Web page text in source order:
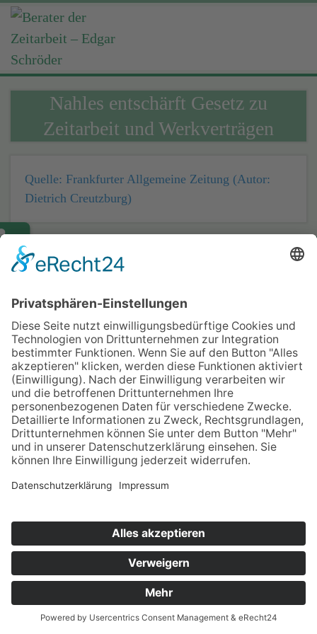
Nahles entschärft Gesetz zu
Zeitarbeit und Werkverträgen
Quelle: Frankfurter Allgemeine Zeitung (Autor:
Dietrich Creutzburg)
Home
Impressum
Datenschutz
Kontakt & Anfahrt
© 2025 Unternehmens­beratung für Personal­
dienstleister | Aktenprüfung & Revision,
Beratung, Controlling | Berater der Zeitarbeit –